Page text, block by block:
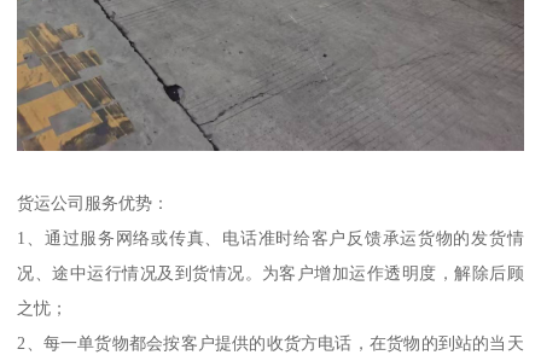
货运公司服务优势：
1、通过服务网络或传真、电话准时给客户反馈承运货物的发货情
况、途中运行情况及到货情况。为客户增加运作透明度，解除后顾
之忧；
2、每一单货物都会按客户提供的收货方电话，在货物的到站的当天